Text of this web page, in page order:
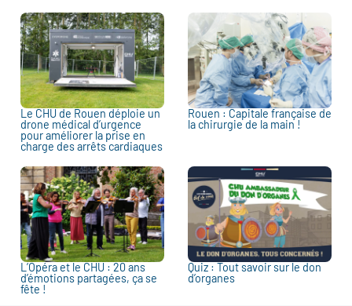
Le CHU de Rouen déploie un
drone médical d’urgence
pour améliorer la prise en
charge des arrêts cardiaques
Rouen : Capitale française de
la chirurgie de la main !
L’Opéra et le CHU : 20 ans
d’émotions partagées, ça se
fête !
Quiz : Tout savoir sur le don
d’organes